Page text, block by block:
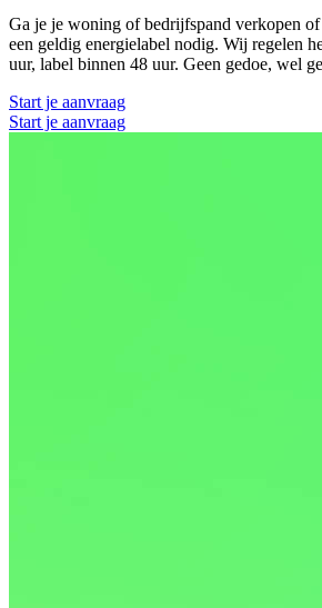
Ga je je woning of bedrijfspand verkopen
een geldig energielabel nodig. Wij regelen
uur, label binnen 48 uur. Geen gedoe, wel
Start je aanvraag
Start je aanvraag